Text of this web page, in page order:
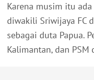
Karena musim itu
diwakili Sriwijaya FC
sebagai duta Papua.
Kalimantan, dan PSM